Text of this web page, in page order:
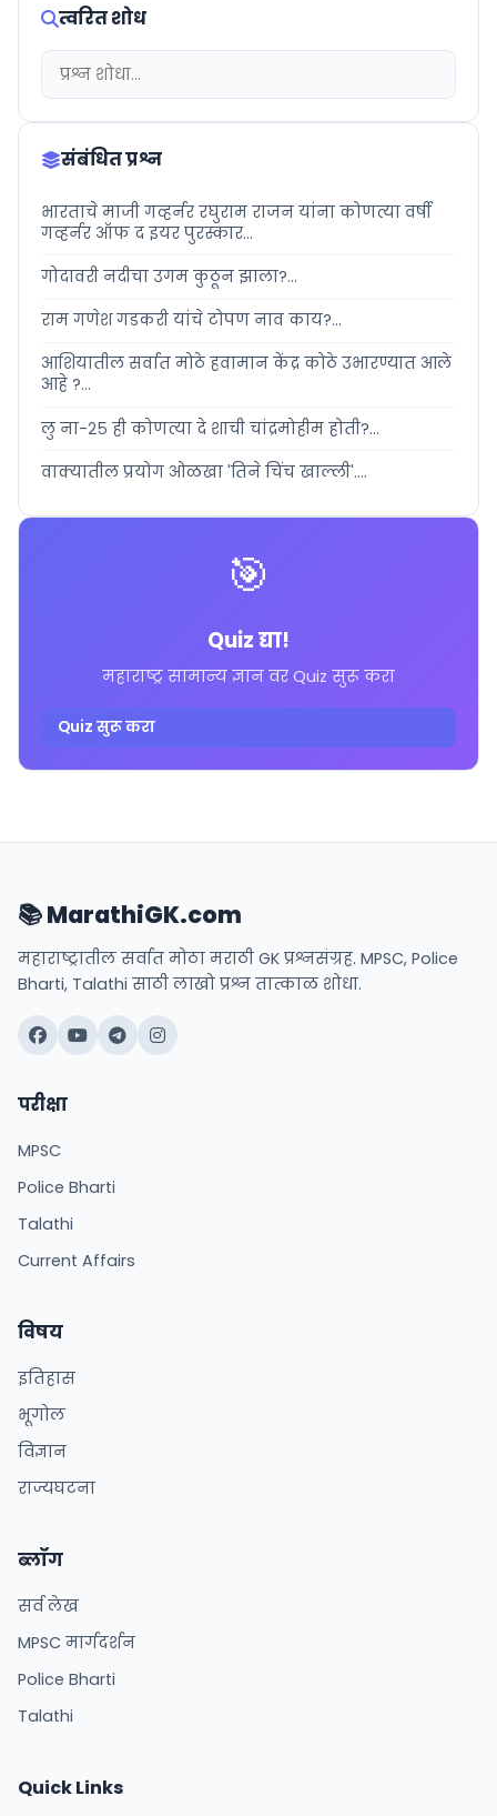
त्वरित शोध
संबंधित प्रश्न
भारताचे माजी गव्हर्नर रघुराम राजन यांना कोणत्या वर्षी
गव्हर्नर ऑफ द इयर पुरस्कार...
गोदावरी नदीचा उगम कुठून झाला?...
राम गणेश गडकरी यांचे टोपण नाव काय?...
आशियातील सर्वात मोठे हवामान केंद्र कोठे उभारण्यात आले
आहे ?...
लु ना-२५ ही कोणत्या दे शाची चांद्रमोहीम होती?...
वाक्यातील प्रयोग ओळखा 'तिने चिंच खाल्ली'....
🎯
Quiz द्या!
महाराष्ट्र सामान्य ज्ञान वर Quiz सुरू करा
Quiz सुरू करा
📚 MarathiGK.com
महाराष्ट्रातील सर्वात मोठा मराठी GK प्रश्नसंग्रह. MPSC, Police
Bharti, Talathi साठी लाखो प्रश्न तात्काळ शोधा.
परीक्षा
MPSC
Police Bharti
Talathi
Current Affairs
विषय
इतिहास
भूगोल
विज्ञान
राज्यघटना
ब्लॉग
सर्व लेख
MPSC मार्गदर्शन
Police Bharti
Talathi
Quick Links